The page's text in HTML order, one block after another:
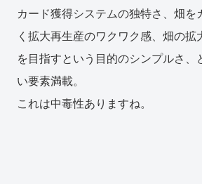
カード獲得システムの独特さ、畑を
く拡大再生産のワクワク感、畑の拡
を目指すという目的のシンプルさ、
い要素満載。
これは中毒性ありますね。